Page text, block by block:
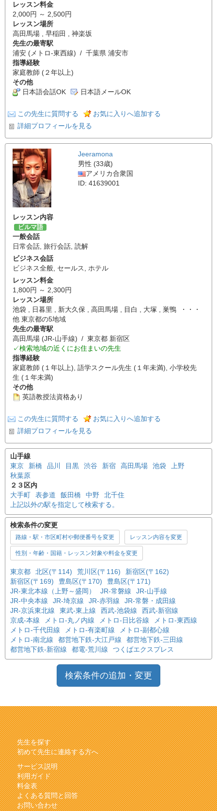
レッスン料金
2,000円 ～ 2,500円
レッスン場所
高田馬場 , 早稲田 , 神楽坂
先生の最寄駅
浦安 (メトロ-東西線) / 千葉県 浦安市
指導経験
家庭教師 (２年以上)
その他
日本語会話OK
日本語メールOK
この先生に質問する
お気に入りへ追加する
詳細プロフィールを見る
Jeeramona
男性 (33歳)
アメリカ合衆国
ID: 41639001
レッスン内容
ビルマ語
一般会話
日常会話 旅行会話 読解
ビジネス会話
ビジネス全般 セールス
ホテル
レッスン料金
1,800円 ～ 2,300円
レッスン場所
池袋 , 日暮里 , 新大久保 , 高田馬場 , 目白 , 大塚 , 巣鴨 ・・・
他 東京都の5地域
先生の最寄駅
高田馬場 (JR-山手線) / 東京都 新宿区
✓検索地域の近くにお住まいの先生
指導経験
家庭教師 (１年以上), 語学スクール先生 (１年未満), 小学校先
生 (１年未満)
その他
英語教授法資格あり
この先生に質問する
お気に入りへ追加する
詳細プロフィールを見る
山手線
東京
新橋 品川 目黒 渋谷 新宿 高田馬場 池袋
上野
秋葉原
２３区内
大手町
表参道 飯田橋 中野
北千住
上記以外の駅を指定して検索する。
検索条件の変更
路線・駅・市区町村や郵便番号を変更 レッスン内容を変更
性別・年齢・国籍・レッスン対象や料金を変更
東京都 北区(〒114) 荒川区(〒116)
新宿区(〒162)
新宿区(〒169)
豊島区(〒170)
豊島区(〒171)
JR-東北本線（上野～盛岡）
JR-常磐線
JR-山手線
JR-中央本線
JR-埼京線 JR-赤羽線
JR-常磐・成田線
JR-京浜東北線
東武-東上線 西武-池袋線
西武-新宿線
京成-本線
メトロ-丸ノ内線 メトロ-日比谷線
メトロ-東西線
メトロ-千代田線
メトロ-有楽町線
メトロ-副都心線
メトロ-南北線
都営地下鉄-大江戸線
都営地下鉄-三田線
都営地下鉄-新宿線
都電-荒川線 つくばエクスプレス
検索条件の追加・変更
先生を探す
初めて先生に連絡する方へ
サービス説明
利用ガイド
料金表
よくある質問と回答
お問い合わせ